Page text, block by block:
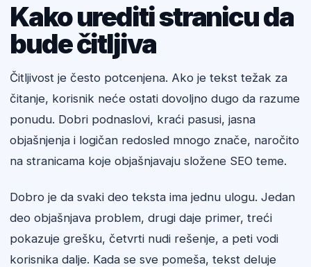
Kako urediti stranicu da
bude čitljiva
Čitljivost je često potcenjena. Ako je tekst težak za
čitanje, korisnik neće ostati dovoljno dugo da razume
ponudu. Dobri podnaslovi, kraći pasusi, jasna
objašnjenja i logičan redosled mnogo znače, naročito
na stranicama koje objašnjavaju složene SEO teme.
Dobro je da svaki deo teksta ima jednu ulogu. Jedan
deo objašnjava problem, drugi daje primer, treći
pokazuje grešku, četvrti nudi rešenje, a peti vodi
korisnika dalje. Kada se sve pomeša, tekst deluje